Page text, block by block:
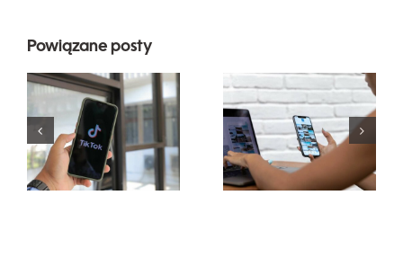
Powiązane posty
Maksymalizacja
zasięgu:
Skuteczne
narzędzia
do publikacji
międzyplatformowych
platformy
do
znalezienia
pomysłów
na UGC
(treści